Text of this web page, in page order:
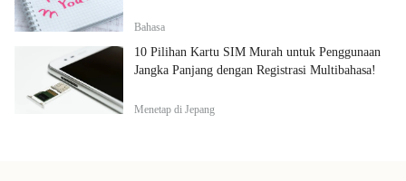
Bahasa
10 Pilihan Kartu SIM Murah untuk Penggunaan
Jangka Panjang dengan Registrasi Multibahasa!
Menetap di Jepang